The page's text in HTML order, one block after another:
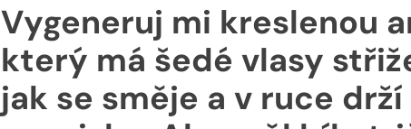
Vygeneruj mi kreslenou
který má šedé vlasy
jak se směje a v ruce